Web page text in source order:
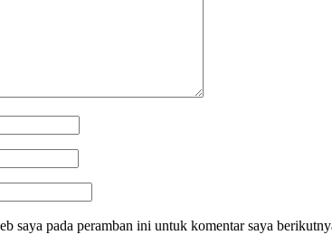
saya pada peramban ini untuk komentar saya